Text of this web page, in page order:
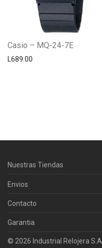
Casio – MQ-24-7E
L689.00
Nuestras Tiendas
Envios
Contacto
Garantia
© 2026 Industrial Relojera S.A.